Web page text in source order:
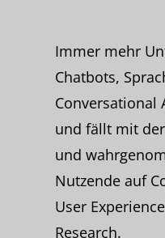
Immer mehr
Chatbots,
Conversational
und fällt mit
und
Nutzende auf
User
Research.